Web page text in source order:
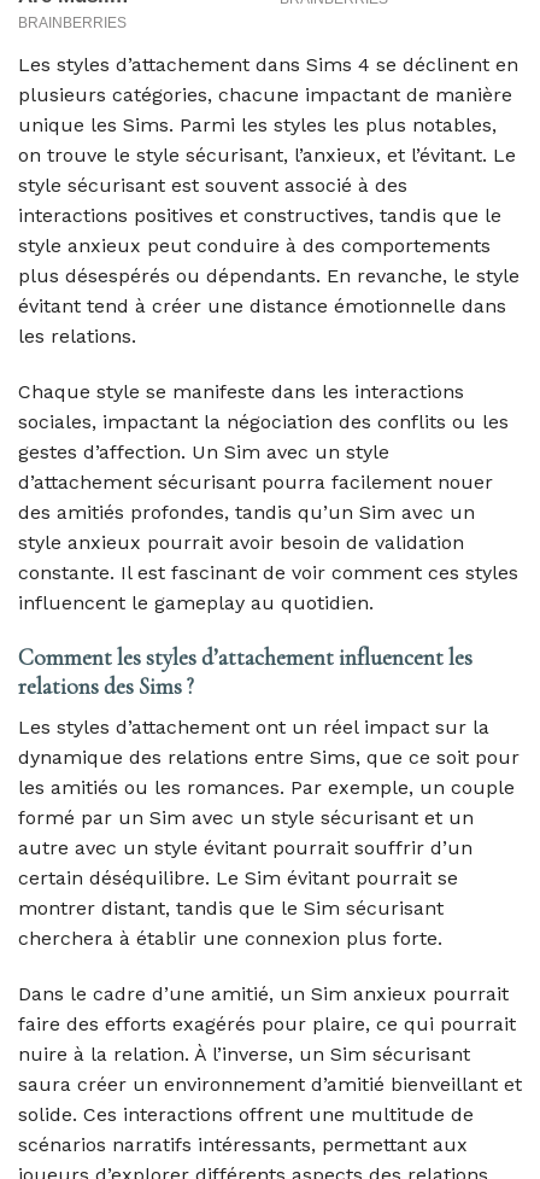
Les styles d’attachement dans Sims 4 se déclinent en
plusieurs catégories, chacune impactant de manière
unique les Sims. Parmi les styles les plus notables,
on trouve le style sécurisant, l’anxieux, et l’évitant. Le
style sécurisant est souvent associé à des
interactions positives et constructives, tandis que le
style anxieux peut conduire à des comportements
plus désespérés ou dépendants. En revanche, le style
évitant tend à créer une distance émotionnelle dans
les relations.
Chaque style se manifeste dans les interactions
sociales, impactant la négociation des conflits ou les
gestes d’affection. Un Sim avec un style
d’attachement sécurisant pourra facilement nouer
des amitiés profondes, tandis qu’un Sim avec un
style anxieux pourrait avoir besoin de validation
constante. Il est fascinant de voir comment ces styles
influencent le gameplay au quotidien.
Comment les styles d’attachement influencent les
relations des Sims ?
Les styles d’attachement ont un réel impact sur la
dynamique des relations entre Sims, que ce soit pour
les amitiés ou les romances. Par exemple, un couple
formé par un Sim avec un style sécurisant et un
autre avec un style évitant pourrait souffrir d’un
certain déséquilibre. Le Sim évitant pourrait se
montrer distant, tandis que le Sim sécurisant
cherchera à établir une connexion plus forte.
Dans le cadre d’une amitié, un Sim anxieux pourrait
faire des efforts exagérés pour plaire, ce qui pourrait
nuire à la relation. À l’inverse, un Sim sécurisant
saura créer un environnement d’amitié bienveillant et
solide. Ces interactions offrent une multitude de
scénarios narratifs intéressants, permettant aux